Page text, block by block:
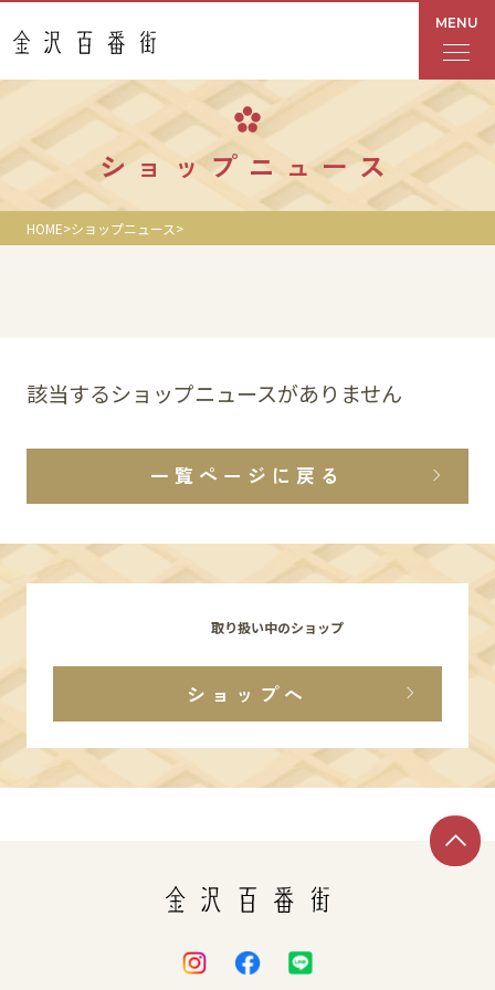
MENU
フロアガイド
あんと
Rinto
ショップニュース
イベント
館内サービス
施設からのお知らせ
スタッフ募集
ショップニュース
HOME ショップニュース
該当するショップニュースがありません
一覧ページに戻る
取り扱い中のショップ
ショップへ